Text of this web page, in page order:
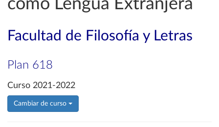
como Lengua Extranjera
Facultad de Filosofía y Letras
Plan 618
Curso 2021-2022
Cambiar de curso